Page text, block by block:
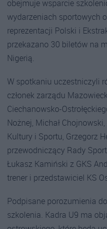
obejmuje wsparcie
wydarzeniach sportowych
reprezentacji Polski i
przekazano 30 biletów na
Nigerią.
W spotkaniu uczestniczyli
członek zarządu
Ciechanowsko-
Nożnej, Michał
Kultury i Sportu, Grzegorz
przewodniczący Rady
Łukasz Kamiński z GKS
trener i przedstawiciel KS
Podpisane porozumienia
szkolenia. Kadra U9 ma